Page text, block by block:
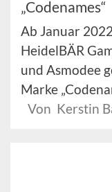
„Codenames“
Ab Januar
HeidelBÄR
und Asmodee
Marke
Von Kerstin